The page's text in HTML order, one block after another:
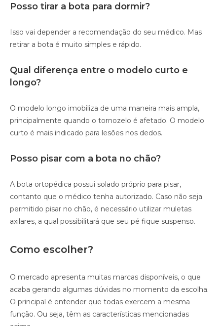
Posso tirar a bota para dormir?
Isso vai depender a recomendação do seu médico. Mas
retirar a bota é muito simples e rápido.
Qual diferença entre o modelo curto e
longo?
O modelo longo imobiliza de uma maneira mais ampla,
principalmente quando o tornozelo é afetado. O modelo
curto é mais indicado para lesões nos dedos.
Posso pisar com a bota no chão?
A bota ortopédica possui solado próprio para pisar,
contanto que o médico tenha autorizado. Caso não seja
permitido pisar no chão, é necessário utilizar muletas
axilares, a qual possibilitará que seu pé fique suspenso.
Como escolher?
O mercado apresenta muitas marcas disponíveis, o que
acaba gerando algumas dúvidas no momento da escolha.
O principal é entender que todas exercem a mesma
função. Ou seja, têm as características mencionadas